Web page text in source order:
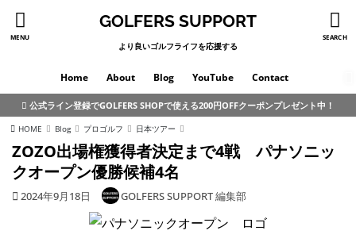
MENU SEARCH
GOLFERS SUPPORT
より良いゴルフライフを応援する
Home About Blog YouTube Contact
公式ライン登録でGOLFERS SHOPで使える200円OFFクーポンプレゼント中！
HOME Blog プロゴルフ 日本ツアー
ZOZO出場権獲得者決定まで4戦 パナソニッ
クオープン優勝候補4名
2024年9月18日 GOLFERS SUPPORT 編集部